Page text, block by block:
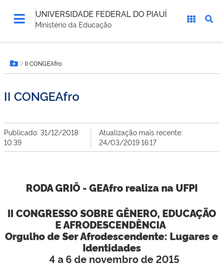
UNIVERSIDADE FEDERAL DO PIAUÍ
Ministério da Educação
está
aqui:Botão Menu
II CONGEAfro
II CONGEAfro
Publicado: 31/12/2018
10:39
Atualização mais recente:
24/03/2019 16:17
RODA GRIÔ - GEAfro realiza na UFPI
II CONGRESSO SOBRE GÊNERO, EDUCAÇÃO
E AFRODESCENDÊNCIA
Orgulho de Ser Afrodescendente: Lugares e
Identidades
4 a 6 de novembro de 2015